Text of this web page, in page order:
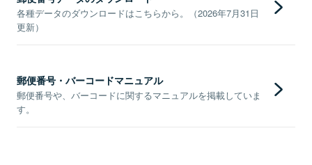
各種データのダウンロードはこちらから。（2026年7月31日
更新）
郵便番号・バーコードマニュアル
郵便番号や、バーコードに関するマニュアルを掲載していま
す。